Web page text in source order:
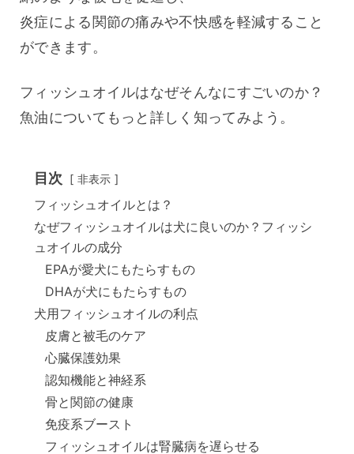
炎症による関節の痛みや不快感を軽減すること
ができます。
フィッシュオイルはなぜそんなにすごいのか？
魚油についてもっと詳しく知ってみよう。
目次 非表示
フィッシュオイルとは？
なぜフィッシュオイルは犬に良いのか？フィッシ
ュオイルの成分
EPAが愛犬にもたらすもの
DHAが犬にもたらすもの
犬用フィッシュオイルの利点
皮膚と被毛のケア
心臓保護効果
認知機能と神経系
骨と関節の健康
免疫系ブースト
フィッシュオイルは腎臓病を遅らせる